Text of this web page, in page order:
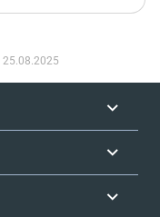
25.08.2025